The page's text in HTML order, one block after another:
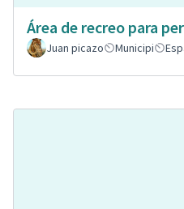
Área de recreo para
Juan picazo
Municipi